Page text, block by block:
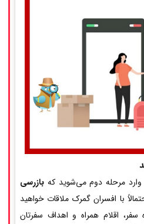
مرحله دوم می‌شوید که بازرسی
با افسران گمرک ملاقات خواهید
سفر، اقلام همراه و اهداف سفرتان